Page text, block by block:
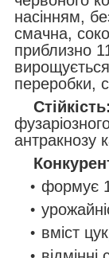
насінням,
смачна,
приблизно
переробки,
Стійкість:
антракнозу
формує
вміст